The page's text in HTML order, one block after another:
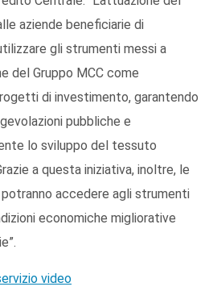
aziende beneficiarie di
gli strumenti messi a
del Gruppo MCC come
di investimento, garantendo
pubbliche e
lo sviluppo del tessuto
a questa iniziativa, inoltre, le
accedere agli strumenti
economiche migliorative
video